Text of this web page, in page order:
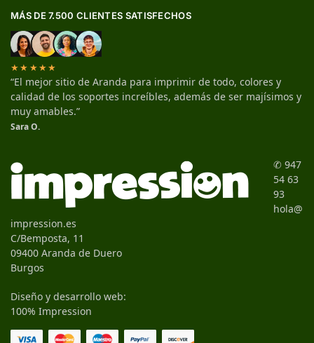
MÁS DE 7.500 CLIENTES SATISFECHOS
★★★★★
“El mejor sitio de Aranda para imprimir de todo, colores y
calidad de los soportes increíbles, además de ser majísimos y
muy amables.”
Sara O.
✆ 947
54 63
93
hola@
impression.es
C/Bemposta, 11
09400 Aranda de Duero
Burgos
Diseño y desarrollo web:
100% Impression